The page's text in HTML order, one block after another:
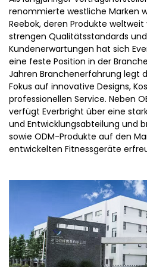
renommierte westliche Marken
Reebok, deren Produkte
strengen Qualitätsstandards
Kundenerwartungen hat sich
eine feste Position in der
Jahren Branchenerfahrung legt
Fokus auf innovative Designs,
professionellen Service. Neben
verfügt Everbright über eine
und Entwicklungsabteilung und
sowie ODM-Produkte auf den
entwickelten Fitnessgeräte
sowie der Chengdu-Ausstellung
Zhejiang Everbright Industry ist
Marktanforderungen gerecht
darauf, mit weiteren Partnern
erfolgreiche Zukunft